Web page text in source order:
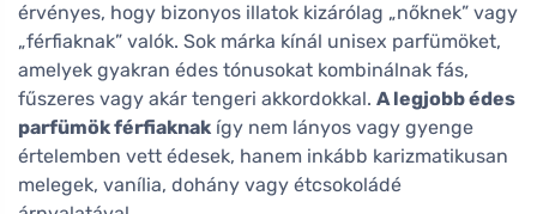
érvényes, hogy bizonyos illatok kizárólag „nőknek” vagy
„férfiaknak” valók. Sok márka kínál unisex parfümöket,
amelyek gyakran édes tónusokat kombinálnak fás,
fűszeres vagy akár tengeri akkordokkal. A legjobb édes
parfümök férfiaknak így nem lányos vagy gyenge
értelemben vett édesek, hanem inkább karizmatikusan
melegek, vanília, dohány vagy étcsokoládé